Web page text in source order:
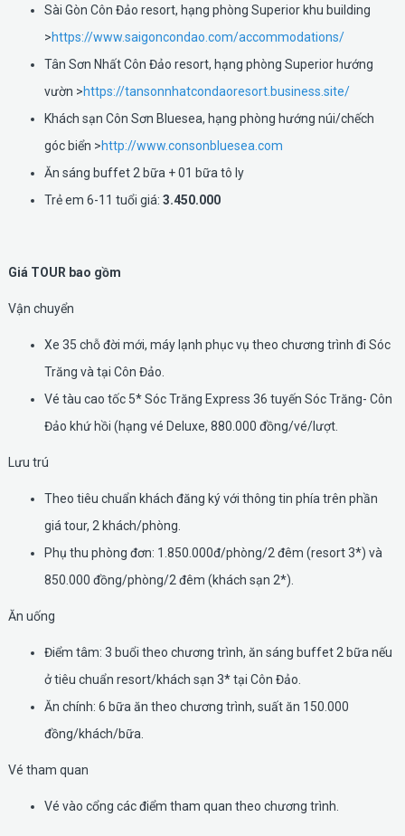
Sài Gòn Côn Đảo resort, hạng phòng Superior khu building
>https://www.saigoncondao.com/accommodations/
Tân Sơn Nhất Côn Đảo resort, hạng phòng Superior hướng
vườn >https://tansonnhatcondaoresort.business.site/
Khách sạn Côn Sơn Bluesea, hạng phòng hướng núi/chếch
góc biển >http://www.consonbluesea.com
Ăn sáng buffet 2 bữa + 01 bữa tô ly
Trẻ em 6-11 tuổi giá: 3.450.000
Giá TOUR bao gồm
Vận chuyển
Xe 35 chỗ đời mới, máy lạnh phục vụ theo chương trình đi Sóc
Trăng và tại Côn Đảo.
Vé tàu cao tốc 5* Sóc Trăng Express 36 tuyến Sóc Trăng- Côn
Đảo khứ hồi (hạng vé Deluxe, 880.000 đồng/vé/lượt.
Lưu trú
Theo tiêu chuẩn khách đăng ký với thông tin phía trên phần
giá tour, 2 khách/phòng.
Phụ thu phòng đơn: 1.850.000đ/phòng/2 đêm (resort 3*) và
850.000 đồng/phòng/2 đêm (khách sạn 2*).
Ăn uống
Điểm tâm: 3 buổi theo chương trình, ăn sáng buffet 2 bữa nếu
ở tiêu chuẩn resort/khách sạn 3* tại Côn Đảo.
Ăn chính: 6 bữa ăn theo chương trình, suất ăn 150.000
đồng/khách/bữa.
Vé tham quan
Vé vào cổng các điểm tham quan theo chương trình.